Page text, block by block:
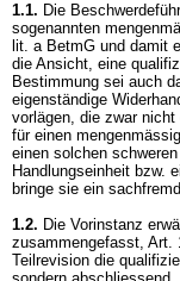
1.1. Die
sogenannten
lit. a BetmG und damit
die Ansicht, eine
Bestimmung sei auch
eigenständige
vorlägen, die zwar
für einen
einen solchen
Handlungseinheit bzw.
bringe sie ein
1.2. Die Vorinstanz
zusammengefasst, Art.
Teilrevision die